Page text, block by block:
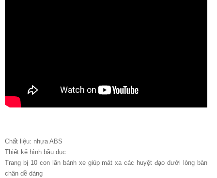
Chất liệu: nhựa ABS
Thiết kế hình bầu dục
Trang bị 10 con lăn bánh xe giúp mát xa các huyệt đạo dưới lòng bàn
chân dễ dàng